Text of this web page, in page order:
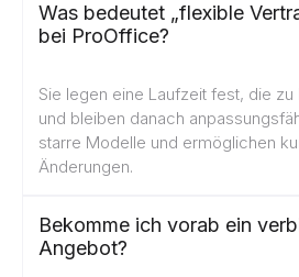
Was bedeutet „flexible
bei ProOffice?
Sie legen eine Laufzeit fest, die
und bleiben danach
starre Modelle und ermöglichen
Änderungen.
Bekomme ich vorab ein
Angebot?